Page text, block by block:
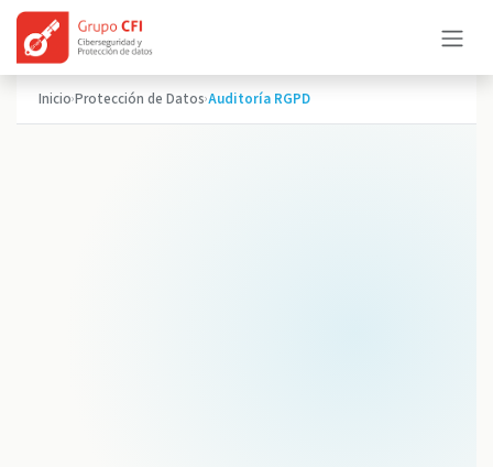
Ir al contenido
Inicio›Protección de Datos›Auditoría RGPD